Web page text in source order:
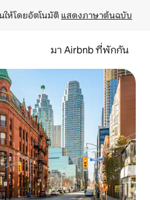
ห้โดยอัตโนมัติ แสดงภาษาต้นฉบับ
มา Airbnb ที่พักกัน